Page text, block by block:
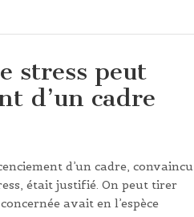
stress peut
d’un cadre
d’un cadre, convaincu
était justifié. On peut tirer
avait en l’espèce